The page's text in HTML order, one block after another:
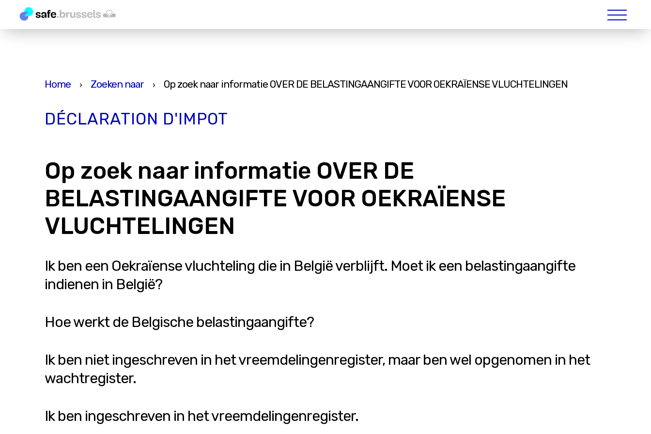
Home › Zoeken naar › Op zoek naar informatie OVER DE BELASTINGAANGIFTE VOOR OEKRAÏENSE VLUCHTELINGEN
DÉCLARATION D'IMPOT
Op zoek naar informatie OVER DE
BELASTINGAANGIFTE VOOR OEKRAÏENSE
VLUCHTELINGEN
Ik ben een Oekraïense vluchteling die in België verblijft. Moet ik een belastingaangifte
indienen in België?
Hoe werkt de Belgische belastingaangifte?
Ik ben niet ingeschreven in het vreemdelingenregister, maar ben wel opgenomen in het
wachtregister.
Ik ben ingeschreven in het vreemdelingenregister.